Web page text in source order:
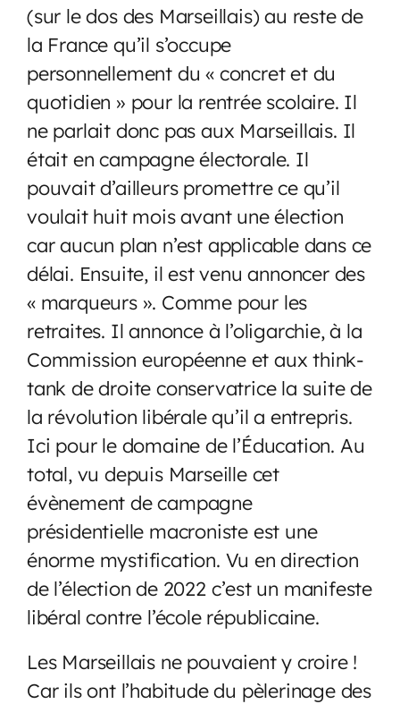
(sur le dos des Marseillais) au reste de
la France qu’il s’occupe
personnellement du « concret et du
quotidien » pour la rentrée scolaire. Il
ne parlait donc pas aux Marseillais. Il
était en campagne électorale. Il
pouvait d’ailleurs promettre ce qu’il
voulait huit mois avant une élection
car aucun plan n’est applicable dans ce
délai. Ensuite, il est venu annoncer des
« marqueurs ». Comme pour les
retraites. Il annonce à l’oligarchie, à la
Commission européenne et aux think-
tank de droite conservatrice la suite de
la révolution libérale qu’il a entrepris.
Ici pour le domaine de l’Éducation. Au
total, vu depuis Marseille cet
évènement de campagne
présidentielle macroniste est une
énorme mystification. Vu en direction
de l’élection de 2022 c’est un manifeste
libéral contre l’école républicaine.
Les Marseillais ne pouvaient y croire !
Car ils ont l’habitude du pèlerinage des